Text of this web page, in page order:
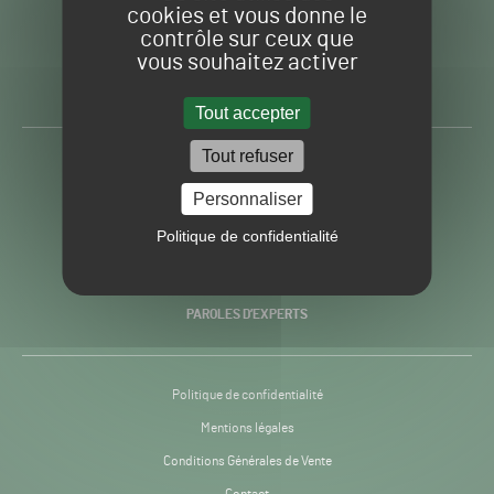
cookies et vous donne le
contrôle sur ceux que
vous souhaitez activer
Tout accepter
Tout refuser
Personnaliser
Politique de confidentialité
Gazon
Sport
H24
-
Toute l’info autour du
PRATIQUES
PAROLES D’EXPERTS
Politique de confidentialité
Mentions légales
Conditions Générales de Vente